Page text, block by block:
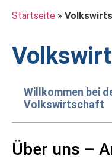
Startseite »
Willkommen bei
Volkswirtschaft
Über uns –